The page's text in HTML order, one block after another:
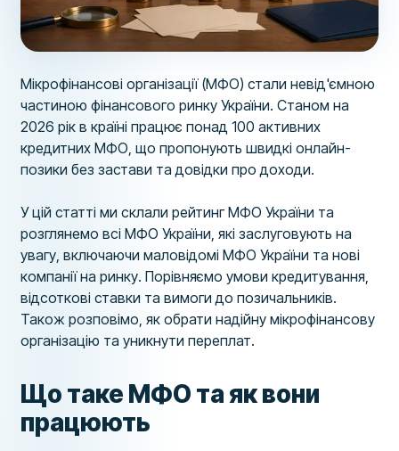
Мікрофінансові організації (МФО) стали невід'ємною
частиною фінансового ринку України. Станом на
2026 рік в країні працює понад 100 активних
кредитних МФО, що пропонують швидкі онлайн-
позики без застави та довідки про доходи.
У цій статті ми склали рейтинг МФО України та
розглянемо всі МФО України, які заслуговують на
увагу, включаючи маловідомі МФО України та нові
компанії на ринку. Порівняємо умови кредитування,
відсоткові ставки та вимоги до позичальників.
Також розповімо, як обрати надійну мікрофінансову
організацію та уникнути переплат.
Що таке МФО та як вони
працюють